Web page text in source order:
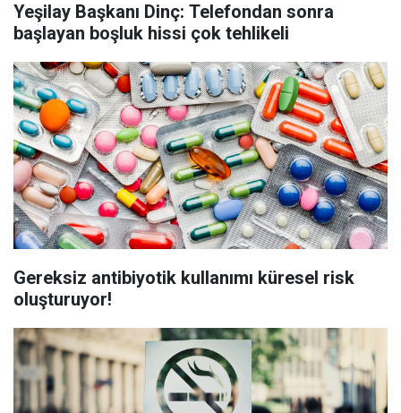
Yeşilay Başkanı Dinç: Telefondan sonra
başlayan boşluk hissi çok tehlikeli
Gereksiz antibiyotik kullanımı küresel risk
oluşturuyor!